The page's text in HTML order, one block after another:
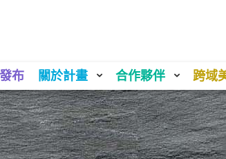
布 關於計畫 合作夥伴 跨域